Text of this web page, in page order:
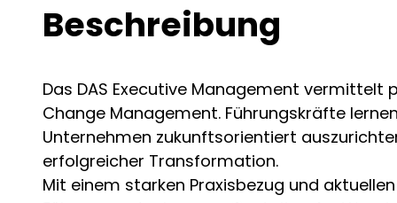
Beschreibung
Das DAS Executive Management vermittelt
Change Management. Führungskräfte
Unternehmen zukunftsorientiert
erfolgreicher Transformation.
Mit einem starken Praxisbezug und